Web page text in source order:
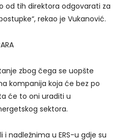
od tih direktora odgovarati za
rekao je Vukanović.
zbog čega se uopšte
kompanija koja će bez po
će to oni uraditi u
sektora.
nadležnima u ERS-u gdje su